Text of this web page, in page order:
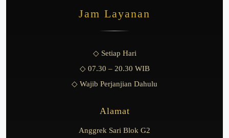
Jam Layanan
◇ Setiap Hari
◇ 07.30 – 20.30 WIB
◇ Wajib Perjanjian Dahulu
Alamat
Anggrek Sari Blok G2